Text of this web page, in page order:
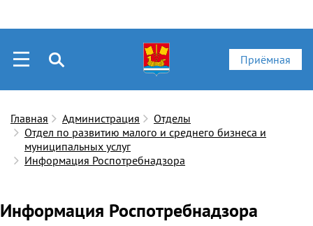
Приёмная
Главная Администрация
Отделы
Отдел по развитию малого и среднего бизнеса и
муниципальных услуг
Информация Роспотребнадзора
Информация Роспотребнадзора